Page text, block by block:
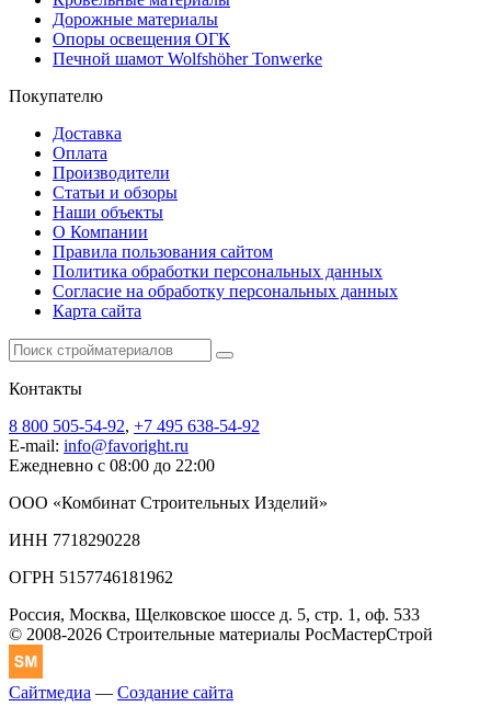
Дорожные материалы
Опоры освещения ОГК
Печной шамот Wolfshöher Tonwerke
Покупателю
Доставка
Оплата
Производители
Статьи и обзоры
Наши объекты
О Компании
Правила пользования сайтом
Политика обработки персональных данных
Согласие на обработку персональных данных
Карта сайта
Контакты
8 800 505-54-92, +7 495 638-54-92
E-mail: info@favoright.ru
Ежедневно с 08:00 до 22:00
ООО «Комбинат Строительных Изделий»
ИНН 7718290228
ОГРН 5157746181962
Россия, Москва, Щелковское шоссе д. 5, стр. 1, оф. 533
© 2008-2026 Строительные материалы РосМастерСтрой
Сайтмедиа — Создание сайта